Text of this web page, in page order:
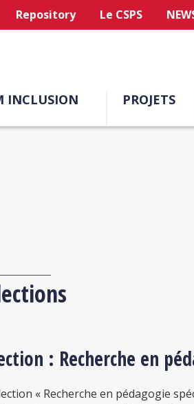
Repository Le CSPS
INCLUSION PROJETS
: Recherche en
« Recherche en pédagogie